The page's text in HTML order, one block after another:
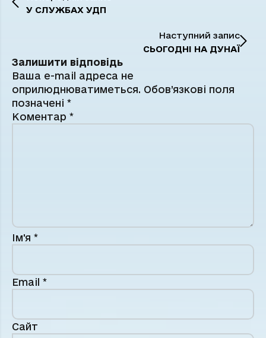
У СЛУЖБАХ УДП
Наступний запис
СЬОГОДНІ НА ДУНАЇ
Залишити відповідь
Ваша e-mail адреса не
оприлюднюватиметься. Обов’язкові поля
позначені *
Коментар *
Ім'я *
Email *
Сайт